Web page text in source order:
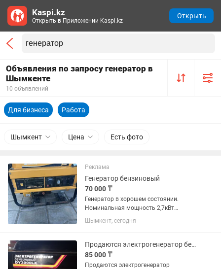
Объявления по запросу генератор в
Шымкенте
10 объявлений
Для бизнеса Работа
Шымкент Цена Есть фото
Реклама
Генератор бензиновый
70 000 ₸
Генератор в хорошем состоянии.
Номинальная мощность 2,7кВт
максимальная 3.0кВт
Шымкент, сегодня
Продаются электрогенератор бензиновый Генератор HUTER DY3000LX (2.8 кВт)
85 000 ₸
Продаются электрогенератор
Kaspi.kz
Открыть в Приложении Kaspi.kz
Открыть